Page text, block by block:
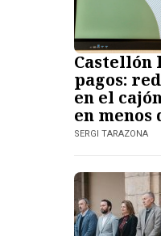
Castellón
pagos:
en el
en menos
SERGI TARAZONA